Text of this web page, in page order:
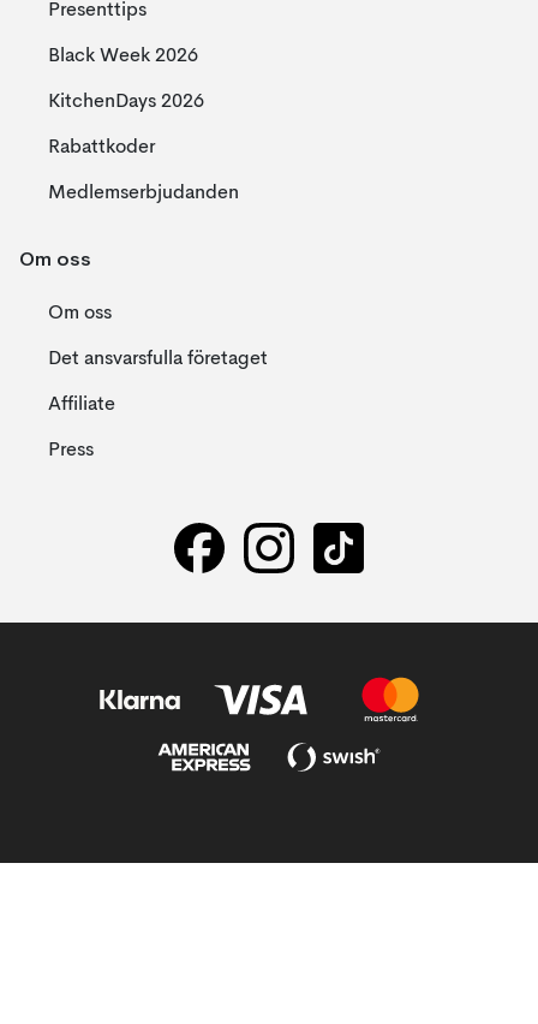
Presenttips
Black Week 2026
KitchenDays 2026
Rabattkoder
Medlemserbjudanden
Om oss
Om oss
Det ansvarsfulla företaget
Affiliate
Press